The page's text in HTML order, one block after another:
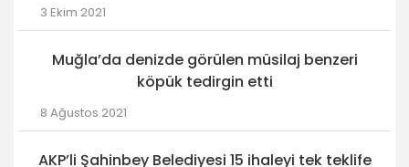
3 Ekim 2021
Muğla’da denizde görülen müsilaj benzeri
köpük tedirgin etti
8 Ağustos 2021
AKP’li Şahinbey Belediyesi 15 ihaleyi tek teklife